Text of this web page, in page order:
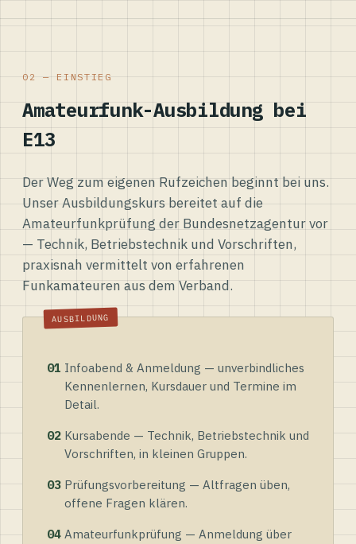
02 — EINSTIEG
Amateurfunk-Ausbildung bei
E13
Der Weg zum eigenen Rufzeichen beginnt bei uns.
Unser Ausbildungskurs bereitet auf die
Amateurfunkprüfung der Bundesnetzagentur vor
— Technik, Betriebstechnik und Vorschriften,
praxisnah vermittelt von erfahrenen
Funkamateuren aus dem Verband.
01 Infoabend & Anmeldung — unverbindliches
Kennenlernen, Kursdauer und Termine im
Detail.
02 Kursabende — Technik, Betriebstechnik und
Vorschriften, in kleinen Gruppen.
03 Prüfungsvorbereitung — Altfragen üben,
offene Fragen klären.
04 Amateurfunkprüfung — Anmeldung über